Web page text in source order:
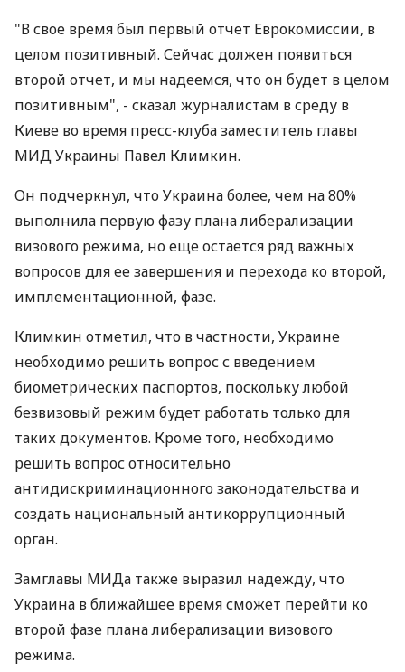
"В свое время был первый отчет Еврокомиссии, в
целом позитивный. Сейчас должен появиться
второй отчет, и мы надеемся, что он будет в целом
позитивным", - сказал журналистам в среду в
Киеве во время пресс-клуба заместитель главы
МИД Украины Павел Климкин.
Он подчеркнул, что Украина более, чем на 80%
выполнила первую фазу плана либерализации
визового режима, но еще остается ряд важных
вопросов для ее завершения и перехода ко второй,
имплементационной, фазе.
Климкин отметил, что в частности, Украине
необходимо решить вопрос с введением
биометрических паспортов, поскольку любой
безвизовый режим будет работать только для
таких документов. Кроме того, необходимо
решить вопрос относительно
антидискриминационного законодательства и
создать национальный антикоррупционный
орган.
Замглавы МИДа также выразил надежду, что
Украина в ближайшее время сможет перейти ко
второй фазе плана либерализации визового
режима.